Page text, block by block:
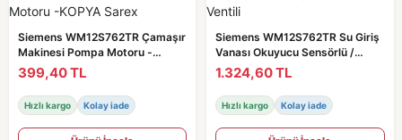
Siemens WM12S762TR Çamaşır
Makinesi Pompa Motoru -
KOPYA Sarex
399,40 TL
Hızlı kargo Kolay iade
Siemens WM12S762TR Su Giriş
Vanası Okuyucu Sensörlü /
Ventili
1.324,60 TL
Hızlı kargo Kolay iade